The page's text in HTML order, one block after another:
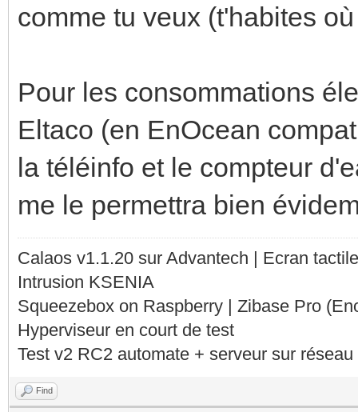
comme tu veux (t'habites
Pour les consommations
Eltaco (en EnOcean
la téléinfo et le compteur
me le permettra bien
Calaos v1.1.20 sur Advantech | Ecran
Intrusion KSENIA
Squeezebox on Raspberry | Zibase Pro
Hyperviseur en court de test
Test v2 RC2 automate + serveur sur
Find